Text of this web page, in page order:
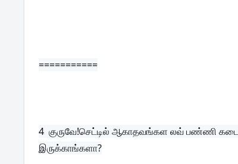
===========
4 குருவே!செட்டில் ஆகாதவங்கள லவ் பண்ணி
இருக்காங்களா?